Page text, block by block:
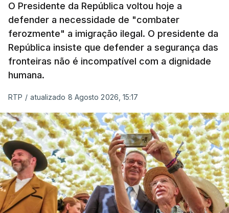
O Presidente da República voltou hoje a
defender a necessidade de "combater
ferozmente" a imigração ilegal. O presidente da
República insiste que defender a segurança das
fronteiras não é incompatível com a dignidade
humana.
RTP / atualizado 8 Agosto 2026, 15:17